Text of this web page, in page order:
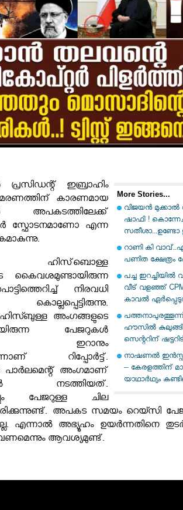
More Stories...
വിജയന്‍ മുക്കാല്‍
ഷാഫി !
റാണി കി
പണിത ക്ഷേത്രം
പച്ച
വീട് വളഞ്ഞ്
കാവല്‍
പത്തനാപുരത്തൂന്ന്
ഹൗസില്‍ കുലുങ്ങി
സെന്ററിന്
നാഷണൽ
– കേരളത്തിന്
യാഥാർഥ്യം
ഇബ്രാഹിം
കാരണമായ
അപകടത്തിലേക്ക്
സ്ഫോടനമാണോ എന്ന
ഹിസ്‌ബൊള്ള
കൈവശമുണ്ടായിരുന്ന
നിരവധി
കൊല്ലപ്പെട്ടിരുന്നു.
അംഗങ്ങളുടെ
പേജറുകൾ
ഇറാനും
റിപ്പോർട്ട്.
പാർലമെന്റ് അംഗമാണ്
നടത്തിയത്.
പേജറുള്ള ചില
അപകട സമയം റെയ്സി
എന്നാൽ അഭ്യൂഹം ഉയർന്നതിനെ
ആവശ്യമുണ്ട്.